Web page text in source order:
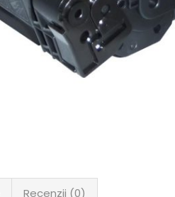
Recenzii (0)